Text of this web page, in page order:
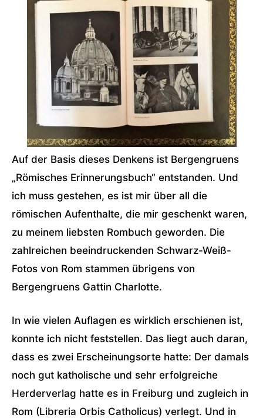
Auf der Basis dieses Denkens ist Bergengruens
„Römisches Erinnerungsbuch“ entstanden. Und
ich muss gestehen, es ist mir über all die
römischen Aufenthalte, die mir geschenkt waren,
zu meinem liebsten Rombuch geworden. Die
zahlreichen beeindruckenden Schwarz-Weiß-
Fotos von Rom stammen übrigens von
Bergengruens Gattin Charlotte.
In wie vielen Auflagen es wirklich erschienen ist,
konnte ich nicht feststellen. Das liegt auch daran,
dass es zwei Erscheinungsorte hatte: Der damals
noch gut katholische und sehr erfolgreiche
Herderverlag hatte es in Freiburg und zugleich in
Rom (Libreria Orbis Catholicus) verlegt. Und in